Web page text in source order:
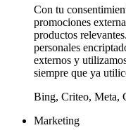
Con tu
promociones
productos
personales
externos y
siempre que ya
Bing, Criteo, Meta,
Marketing